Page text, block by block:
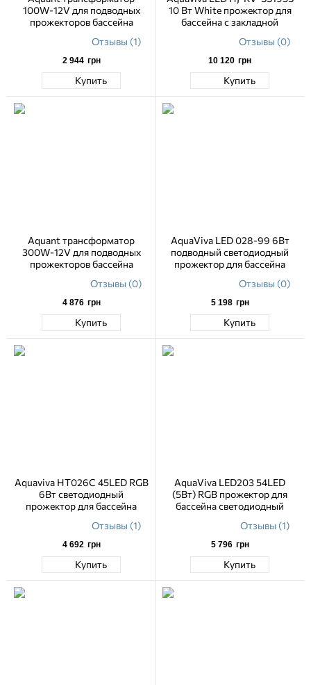
100W-12V для подводных
прожекторов бассейна
Отзывы (1)
2 944 грн
Купить
10 Вт White прожектор для
бассейна с закладной
Отзывы (0)
10 120 грн
Купить
Aquant трансформатор
300W-12V для подводных
прожекторов бассейна
Отзывы (0)
4 876 грн
Купить
AquaViva LED 028-99 6Вт
подводный светодиодный
прожектор для бассейна
Отзывы (0)
5 198 грн
Купить
Aquaviva HT026C 45LED RGB
6Вт светодиодный
прожектор для бассейна
Отзывы (1)
4 692 грн
Купить
AquaViva LED203 54LED
(5Вт) RGB прожектор для
бассейна светодиодный
Отзывы (1)
5 796 грн
Купить